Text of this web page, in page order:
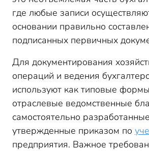
где любые записи
основании правильно
подписанных первичных
Для документирования
операций и ведения
используют как типовые формы
отраслевые ведомственные
самостоятельно
утвержденные приказом по
предприятия. Важное